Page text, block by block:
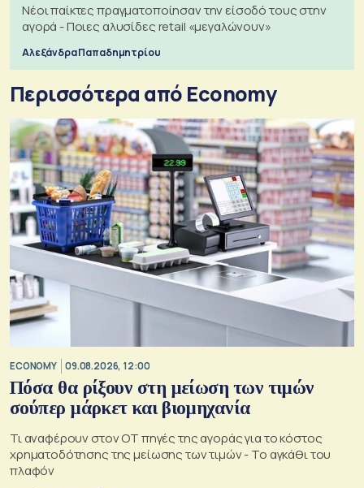
Νέοι παίκτες πραγματοποίησαν την είσοδό τους στην
αγορά - Ποιες αλυσίδες retail «μεγαλώνουν»
Αλεξάνδρα Παπαδημητρίου
Περισσότερα από Economy
ECONOMY 09.08.2026, 12:00
Πόσα θα ρίξουν στη μείωση των τιμών
σούπερ μάρκετ και βιομηχανία
Τι αναφέρουν στον ΟΤ πηγές της αγοράς για το κόστος
χρηματοδότησης της μείωσης των τιμών - Το αγκάθι του
πλαφόν